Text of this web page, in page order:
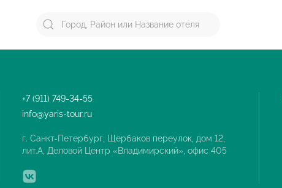
+7 (911) 749-34-55
info@yaris-tour.ru
г. Санкт-Петербург, Щербаков переулок, дом 12,
лит.А, Деловой Центр «Владимирский», офис 405